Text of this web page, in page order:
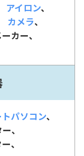
アイロン
カメラ
カー
パソコン